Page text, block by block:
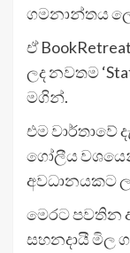
ගමනාන්තය
ඒ
ලද නවතම
මගින්.
එම වාර්තාවේ
ගෝලීය
අවධානයකට
මෙරට පවතින
සහනදායී මිල